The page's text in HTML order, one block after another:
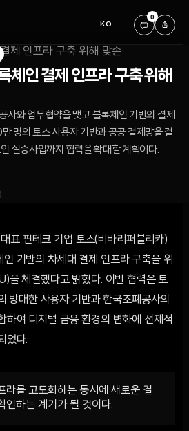
KO
0
체인 결제 인프라 구축 위해
사와 업무협약을 맺고 블록체인 기반의 결제
명의 토스 사용자 기반과 공공 결제망을 결
실증사업까지 협력을 확대할 계획이다.
표 핀테크 기업 토스(비바리퍼블리카)
기반의 차세대 결제 인프라 구축을 위
을 체결했다고 밝혔다. 이번 협력은 토
방대한 사용자 기반과 한국조폐공사의
하여 디지털 금융 환경의 변화에 선제적
었다.
라를 고도화하는 동시에 새로운 결
인하는 계기가 될 것이다.